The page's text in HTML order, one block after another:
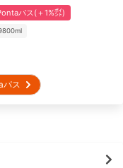
パス(＋1%㌽)
パス